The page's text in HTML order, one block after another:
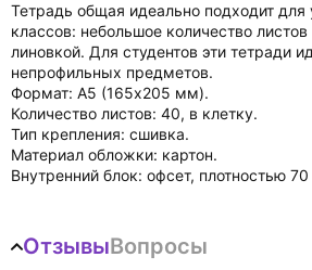
Тетрадь общая идеально подходит для
классов: небольшое количество
линовкой. Для студентов эти тетради
непрофильных предметов.
Формат: А5 (165x205 мм).
Количество листов: 40, в клетку.
Тип крепления: сшивка.
Материал обложки: картон.
Внутренний блок: офсет, плотностью
ОтзывыВопросы